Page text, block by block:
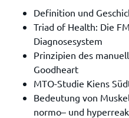
Definition und
Triad of Health: Die
Diagnosesystem
Prinzipien des
Goodheart
MTO-Studie Kiens
Bedeutung von
normo– und